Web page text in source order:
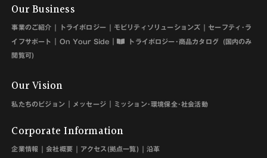
Our Business
事業のご紹介 トライボロジー モビリティソリューションズ セーフティ･ラ
イフサポート On Your Side トライボロジー･商品カタログ (国内のみ
閲覧可)
Our Vision
私たちのビジョン メッセージ ミッション･環境保全･社会活動
Corporate Information
企業情報 会社概要 アクセス(拠点一覧) 沿革